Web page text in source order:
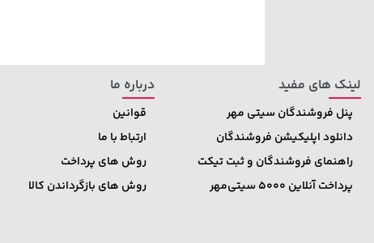
لینک های مفید
پنل فروشندگان سیتی مهر
دانلود اپلیکیشن فروشندگان
راهنمای فروشندگان و ثبت تیکت
پرداخت آنلاین 5000 سیتی‌مهر
درباره ما
قوانین
ارتباط با ما
روش های پرداخت
روش های بازگرداندن کالا